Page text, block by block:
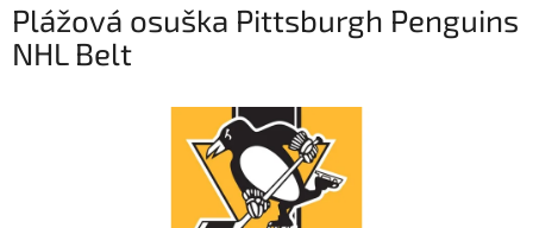
Plážová osuška Pittsburgh Penguins
NHL Belt